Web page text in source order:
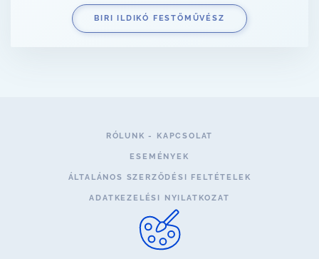
BIRI ILDIKÓ FESTŐMŰVÉSZ
RÓLUNK - KAPCSOLAT
ESEMÉNYEK
ÁLTALÁNOS SZERZŐDÉSI FELTÉTELEK
ADATKEZELÉSI NYILATKOZAT